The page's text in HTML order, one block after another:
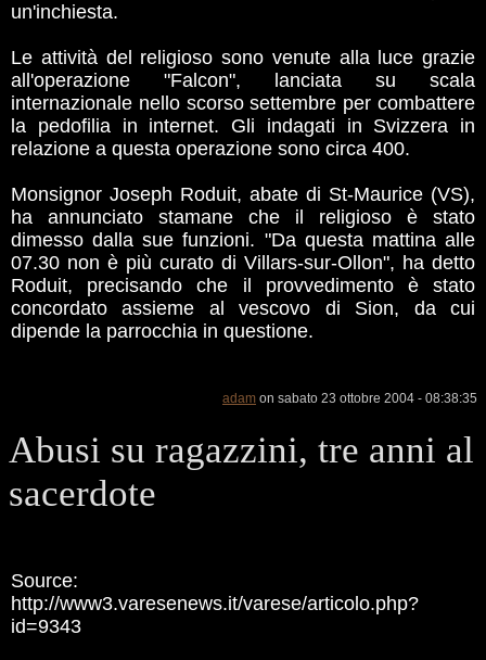
un'inchiesta.
Le attività del religioso sono venute alla luce grazie
all'operazione "Falcon", lanciata su scala
internazionale nello scorso settembre per combattere
la pedofilia in internet. Gli indagati in Svizzera in
relazione a questa operazione sono circa 400.
Monsignor Joseph Roduit, abate di St-Maurice (VS),
ha annunciato stamane che il religioso è stato
dimesso dalla sue funzioni. "Da questa mattina alle
07.30 non è più curato di Villars-sur-Ollon", ha detto
Roduit, precisando che il provvedimento è stato
concordato assieme al vescovo di Sion, da cui
dipende la parrocchia in questione.
adam on sabato 23 ottobre 2004 - 08:38:35
Abusi su ragazzini, tre anni al
sacerdote
Source:
http://www3.varesenews.it/varese/articolo.php?
id=9343